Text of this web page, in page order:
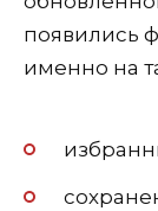
появились
именно на